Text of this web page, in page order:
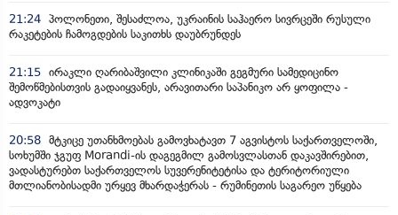
21:24 პოლონეთი, შესაძლოა, უკრაინის საჰაერო სივრცეში რუსული
რაკეტების ჩამოგდების საკითხს დაუბრუნდეს
21:15 ირაკლი ღარიბაშვილი კლინიკაში გეგმური სამედიცინო
შემოწმებისთვის გადაიყვანეს, არავითარი საპანიკო არ ყოფილა -
ადვოკატი
20:58 მტკიცე უთანხმოებას გამოვხატავთ 7 აგვისტოს საქართველოში,
სოხუმში ჯგუფ Morandi-ის დაგეგმილ გამოსვლასთან დაკავშირებით,
ვადასტურებთ საქართველოს სუვერენიტეტისა და ტერიტორიული
მთლიანობისადმი ურყევ მხარდაჭერას - რუმინეთის საგარეო უწყება